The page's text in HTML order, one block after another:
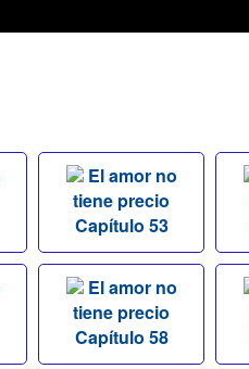
El amor no
tiene precio
Capítulo 53
El amor no
tiene precio
Capítulo 58